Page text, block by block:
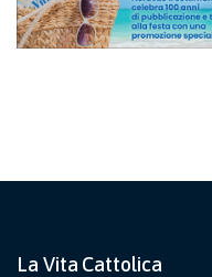
La Vita Cattolica